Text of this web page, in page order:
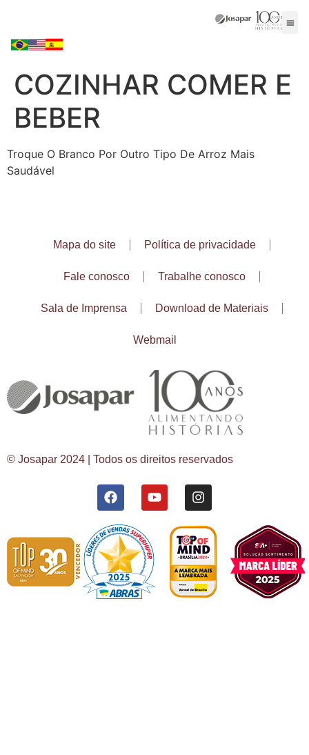
COZINHAR COMER E
BEBER
Troque O Branco Por Outro Tipo De Arroz Mais
Saudável
Mapa do site Política de privacidade
Fale conosco Trabalhe conosco
Sala de Imprensa Download de Materiais
Webmail
© Josapar 2024 | Todos os direitos reservados